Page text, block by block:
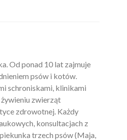
Od ponad 10 lat zajmuje
psów i kotów.
schroniskami, klinikami
zwierząt
zdrowotnej. Każdy
konsultacjach z
trzech psów (Maja,